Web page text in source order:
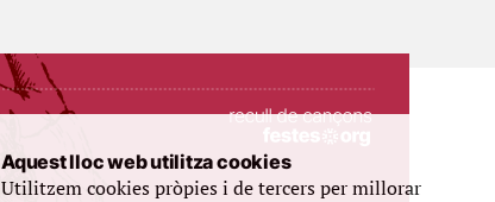
Aquest lloc web utilitza cookies
Utilitzem cookies pròpies i de tercers per millorar